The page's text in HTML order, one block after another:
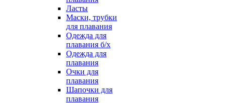
Ласты
Маски, трубки
для плавания
Одежда для
плавания б/х
Одежда для
плавания
Очки для
плавания
Шапочки для
плавания